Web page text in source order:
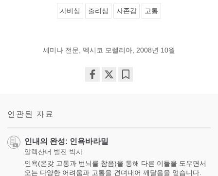
자비심 출리심 자존감 고통
세미나 전문, 멕시코 모렐리아, 2008년 10월
연관된 자료
인내의 완성: 인욕바라밀
알렉산더 벌진 박사
인욕(온갖 고통과 번뇌를 참음)을 통해 다른 이들을 도우면서
오는 다양한 어려움과 고통을 견뎌내어 깨달음을 얻습니다.